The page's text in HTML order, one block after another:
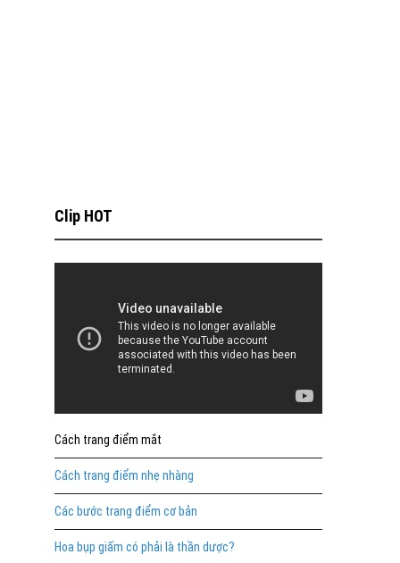
Clip HOT
Cách trang điểm mắt
Cách trang điểm nhẹ nhàng
Các bước trang điểm cơ bản
Hoa bụp giấm có phải là thần dược?